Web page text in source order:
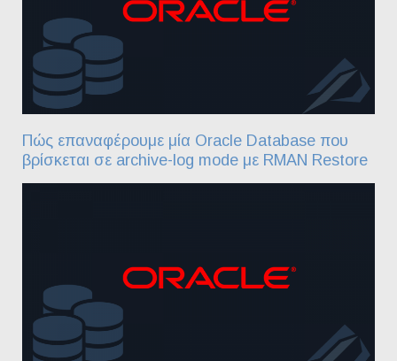
Πώς επαναφέρουμε μία Oracle Database που
βρίσκεται σε archive-log mode με RMAN Restore